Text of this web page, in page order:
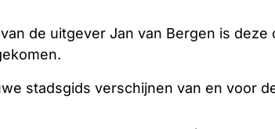
de uitgever Jan van Bergen is deze
stadsgids verschijnen van en voor